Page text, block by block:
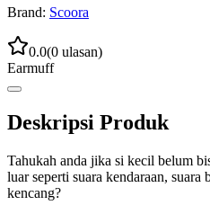
Brand: Scoora
0.0(0 ulasan)
Earmuff
Deskripsi Produk
Tahukah anda jika si kecil belum
luar seperti suara kendaraan, suara
kencang?